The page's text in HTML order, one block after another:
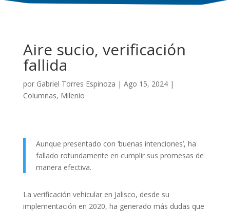
Aire sucio, verificación
fallida
por Gabriel Torres Espinoza | Ago 15, 2024|
Columnas, Milenio
Aunque presentado con ‘buenas intenciones’, ha
fallado rotundamente en cumplir sus promesas de
manera efectiva.
La verificación vehicular en Jalisco, desde su
implementación en 2020, ha generado más dudas que